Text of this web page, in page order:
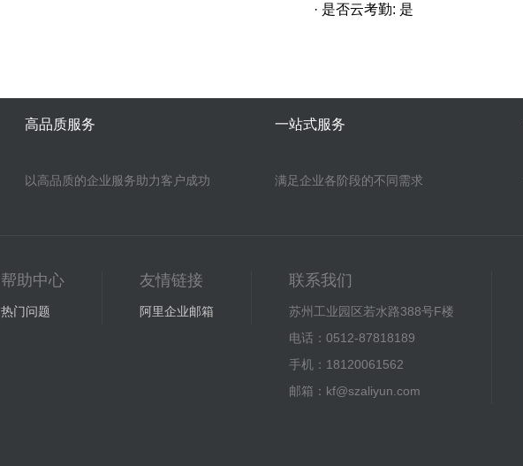
· 是否云考勤: 是
高品质服务
以高品质的企业服务助力客户成功
一站式服务
满足企业各阶段的不同需求
帮助中心
热门问题
友情链接
阿里企业邮箱
联系我们
苏州工业园区若水路388号F楼
电话：0512-87818189
手机：18120061562
邮箱：kf@szaliyun.com